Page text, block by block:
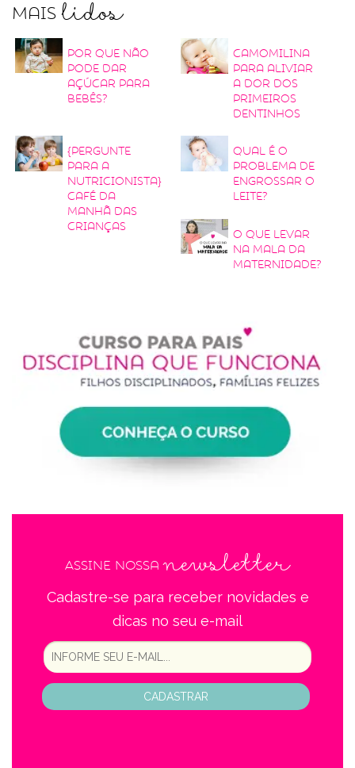
Maislidos
Por que não
pode dar
açúcar para
bebês?
Camomilina
para aliviar
a dor dos
primeiros
dentinhos
{Pergunte
para a
nutricionista}
Café da
manhã das
crianças
Qual é o
problema de
engrossar o
leite?
O que levar
na mala da
maternidade?
Assine nossanewsletter
Cadastre-se para receber novidades e
dicas no seu e-mail
CADASTRAR